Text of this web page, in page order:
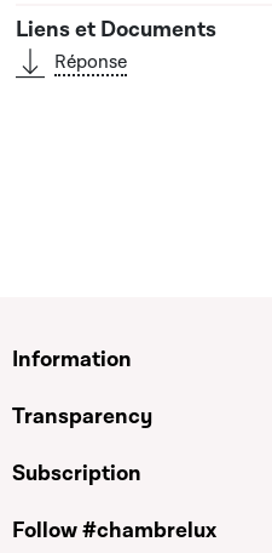
Réponse
Information
Transparency
Subscription
Follow #chambrelux